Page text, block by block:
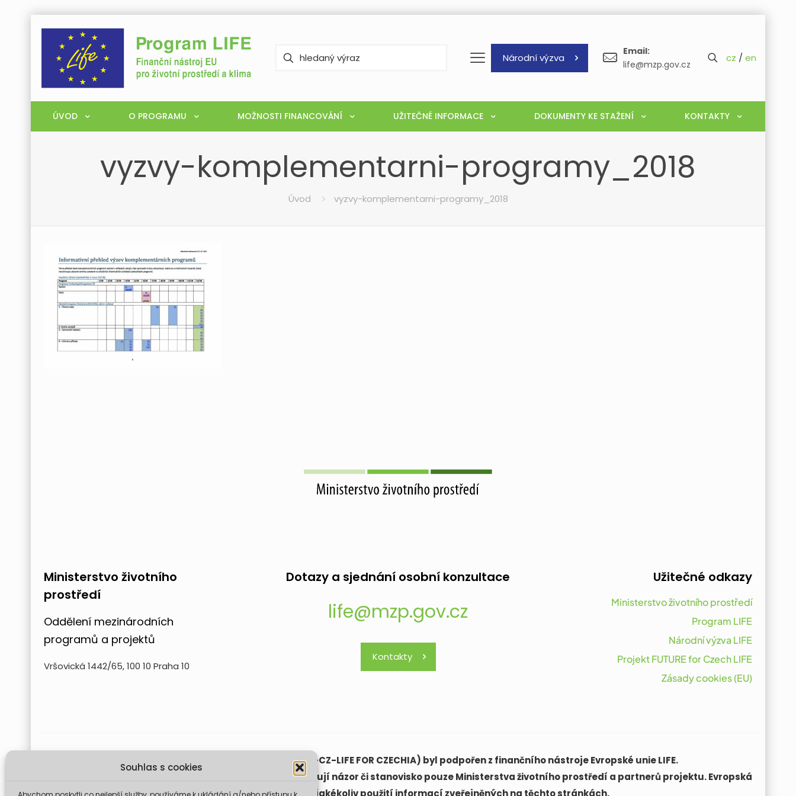
Souhlas s cookies
Národní výzva
Email:
life@mzp.gov.cz
cz / en
ÚVOD O PROGRAMU MOŽNOSTI FINANCOVÁNÍ UŽITEČNÉ INFORMACE DOKUMENTY KE STAŽENÍ KONTAKTY
vyzvy-komplementarni-programy_2018
Úvod vyzvy-komplementarni-programy_2018
Ministerstvo životního
prostředí
Oddělení mezinárodních
programů a projektů
Vršovická 1442/65, 100 10 Praha 10
Dotazy a sjednání osobní konzultace
life@mzp.gov.cz
Kontakty
Užitečné odkazy
Ministerstvo životního prostředí
Program LIFE
Národní výzva LIFE
Projekt FUTURE for Czech LIFE
Zásady cookies (EU)
Projekt FUTURE for Czech LIFE (LIFE21-CAP-CZ-LIFE FOR CZECHIA) byl podpořen z finančního nástroje Evropské unie LIFE.
Údaje a informace zveřejněné na těchto stránkách vyjadřují názor či stanovisko pouze Ministerstva životního prostředí a partnerů projektu. Evropská
komise není odpovědná za jakékoliv použití informací zveřejněných na těchto stránkách.